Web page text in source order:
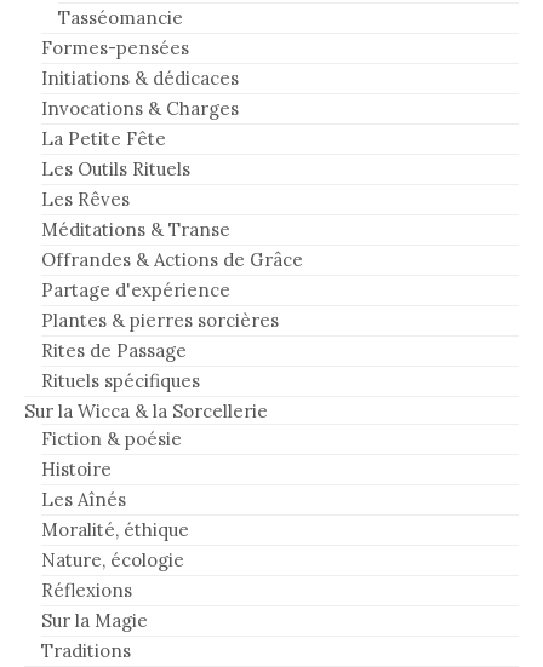
Tasséomancie
Formes-pensées
Initiations & dédicaces
Invocations & Charges
La Petite Fête
Les Outils Rituels
Les Rêves
Méditations & Transe
Offrandes & Actions de Grâce
Partage d'expérience
Plantes & pierres sorcières
Rites de Passage
Rituels spécifiques
Sur la Wicca & la Sorcellerie
Fiction & poésie
Histoire
Les Aînés
Moralité, éthique
Nature, écologie
Réflexions
Sur la Magie
Traditions